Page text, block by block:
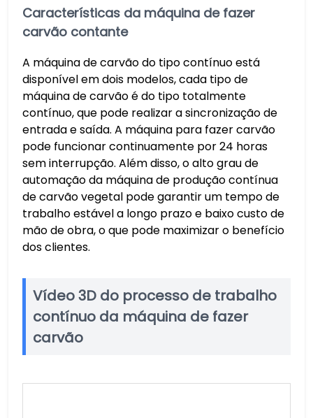
Características da máquina de fazer
carvão contante
A máquina de carvão do tipo contínuo está
disponível em dois modelos, cada tipo de
máquina de carvão é do tipo totalmente
contínuo, que pode realizar a sincronização de
entrada e saída. A máquina para fazer carvão
pode funcionar continuamente por 24 horas
sem interrupção. Além disso, o alto grau de
automação da máquina de produção contínua
de carvão vegetal pode garantir um tempo de
trabalho estável a longo prazo e baixo custo de
mão de obra, o que pode maximizar o benefício
dos clientes.
Vídeo 3D do processo de trabalho
contínuo da máquina de fazer
carvão